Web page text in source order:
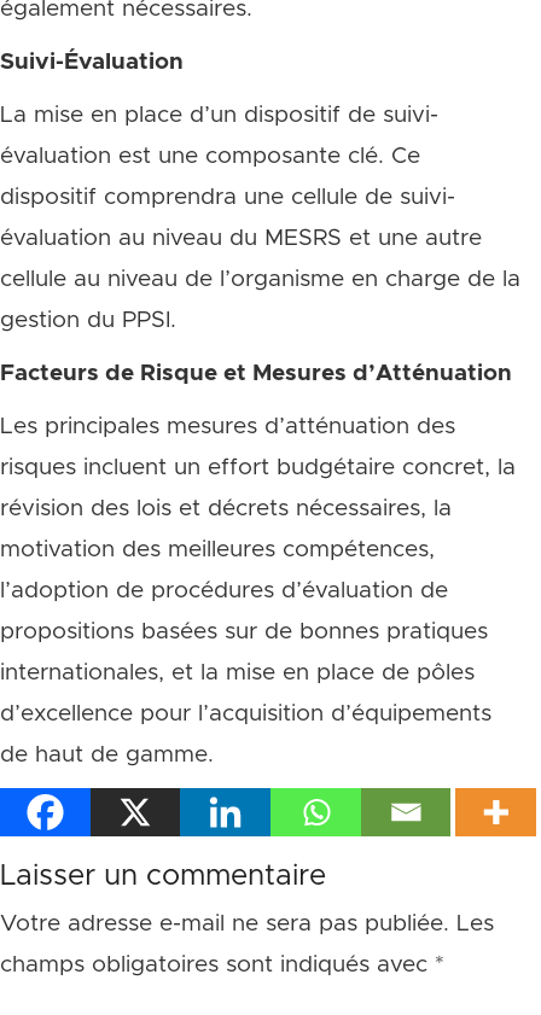
également nécessaires.
Suivi-Évaluation
La mise en place d’un dispositif de suivi-
évaluation est une composante clé. Ce
dispositif comprendra une cellule de suivi-
évaluation au niveau du MESRS et une autre
cellule au niveau de l’organisme en charge de la
gestion du PPSI.
Facteurs de Risque et Mesures d’Atténuation
Les principales mesures d’atténuation des
risques incluent un effort budgétaire concret, la
révision des lois et décrets nécessaires, la
motivation des meilleures compétences,
l’adoption de procédures d’évaluation de
propositions basées sur de bonnes pratiques
internationales, et la mise en place de pôles
d’excellence pour l’acquisition d’équipements
de haut de gamme.
Laisser un commentaire
Votre adresse e-mail ne sera pas publiée. Les
champs obligatoires sont indiqués avec *